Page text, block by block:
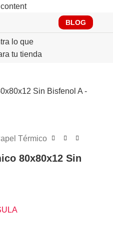
QUE CUMPLIR CON
BLOG
Térmico
80x80x12 Sin